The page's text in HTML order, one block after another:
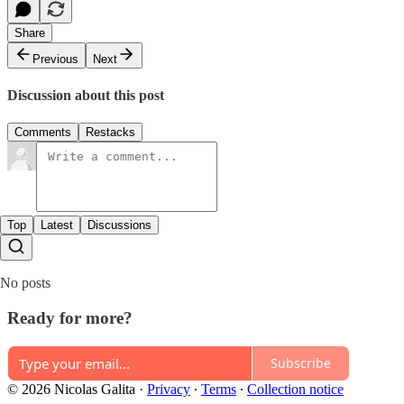
Share
Previous
Next
Discussion about this post
Comments Restacks
Top Latest Discussions
No posts
Ready for more?
Subscribe
© 2026 Nicolas Galita · Privacy ∙ Terms ∙ Collection notice